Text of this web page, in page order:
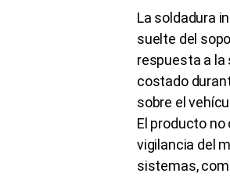
La soldadura
suelte del
respuesta a la
costado
sobre el
El producto
vigilancia del
sistemas,